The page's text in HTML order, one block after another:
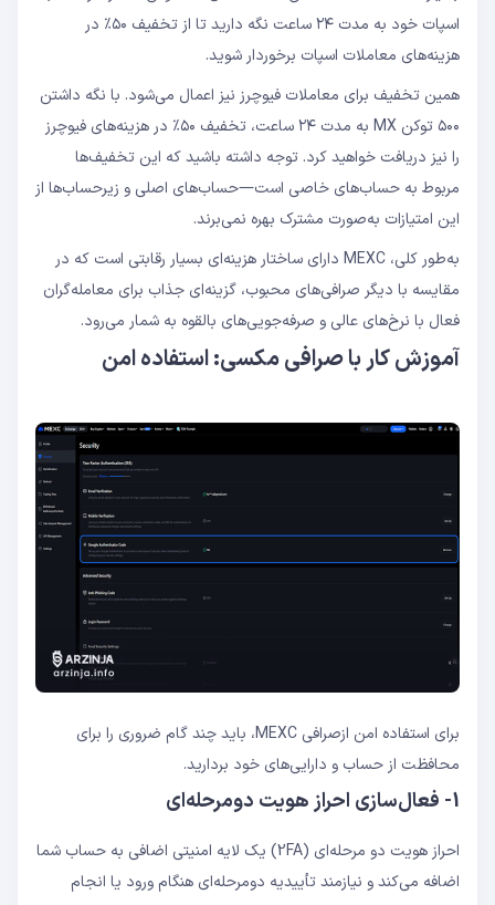
اسپات خود به مدت ۲۴ ساعت نگه دارید تا از تخفیف ۵۰٪ در
هزینه‌های معاملات اسپات برخوردار شوید.
همین تخفیف برای معاملات فیوچرز نیز اعمال می‌شود. با نگه داشتن
۵۰۰ توکن MX به مدت ۲۴ ساعت، تخفیف ۵۰٪ در هزینه‌های فیوچرز
را نیز دریافت خواهید کرد. توجه داشته باشید که این تخفیف‌ها
مربوط به حساب‌های خاصی است—حساب‌های اصلی و زیرحساب‌ها از
این امتیازات به‌صورت مشترک بهره نمی‌برند.
به‌طور کلی، MEXC دارای ساختار هزینه‌ای بسیار رقابتی است که در
مقایسه با دیگر صرافی‌های محبوب، گزینه‌ای جذاب برای معامله‌گران
فعال با نرخ‌های عالی و صرفه‌جویی‌های بالقوه به شمار می‌رود.
آموزش کار با صرافی مکسی: استفاده امن
برای استفاده امن ازصرافی MEXC، باید چند گام ضروری را برای
محافظت از حساب و دارایی‌های خود بردارید.
1- فعال‌سازی احراز هویت دومرحله‌ای
احراز هویت دو مرحله‌ای (2FA) یک لایه امنیتی اضافی به حساب شما
اضافه می‌کند و نیازمند تأییدیه دومرحله‌ای هنگام ورود یا انجام